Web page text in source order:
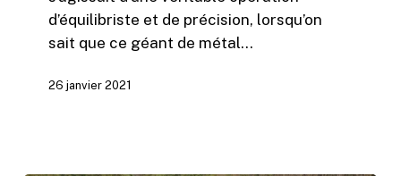
d’équilibriste et de précision, lorsqu’on
sait que ce géant de métal…
26 janvier 2021